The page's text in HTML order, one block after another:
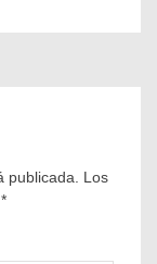
publicada.
Los
*